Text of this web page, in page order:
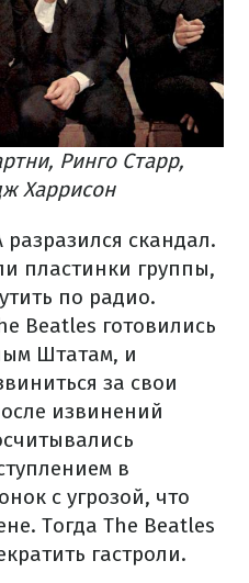
Ринго Старр,
Харрисон
скандал.
пластинки группы,
по радио.
Beatles готовились
Штатам, и
за свои
извинений
в
с угрозой, что
Тогда The Beatles
гастроли.